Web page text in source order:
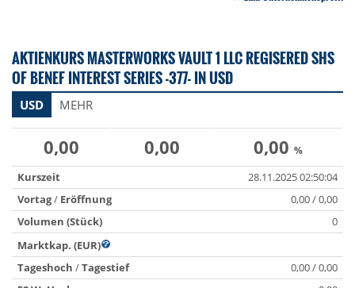
AKTIENKURS MASTERWORKS VAULT 1 LLC REGISERED SHS
OF BENEF INTEREST SERIES -377- IN USD
USD MEHR
0,00 0,00 0,00 %
Kurszeit
28.11.2025 02:50:04
Vortag/ Eröffnung
0,00 / 0,00
Volumen (Stück)
0
Marktkap. (EUR)
Tageshoch /Tagestief
0,00 / 0,00